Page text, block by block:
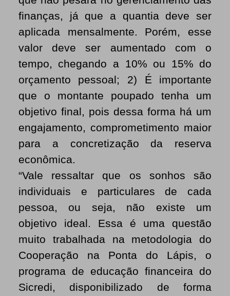
finanças, já que a quantia deve ser
aplicada mensalmente. Porém, esse
valor deve ser aumentado com o
tempo, chegando a 10% ou 15% do
orçamento pessoal; 2) É importante
que o montante poupado tenha um
objetivo final, pois dessa forma há um
engajamento, comprometimento maior
para a concretização da reserva
econômica.
“Vale ressaltar que os sonhos são
individuais e particulares de cada
pessoa, ou seja, não existe um
objetivo ideal. Essa é uma questão
muito trabalhada na metodologia do
Cooperação na Ponta do Lápis, o
programa de educação financeira do
Sicredi, disponibilizado de forma